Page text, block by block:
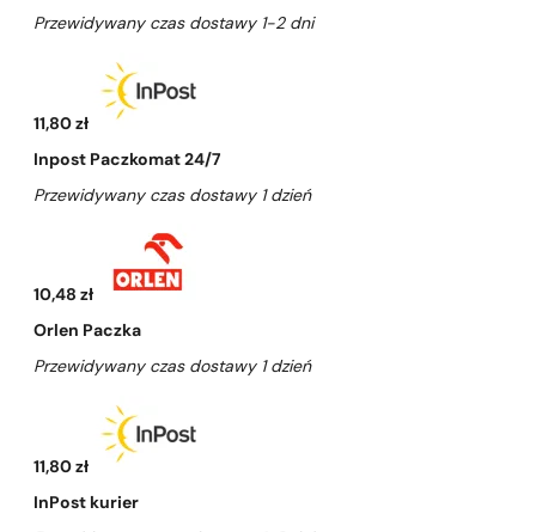
Przewidywany czas dostawy 1-2 dni
11,80 zł
Inpost Paczkomat 24/7
Przewidywany czas dostawy 1 dzień
10,48 zł
Orlen Paczka
Przewidywany czas dostawy 1 dzień
11,80 zł
InPost kurier